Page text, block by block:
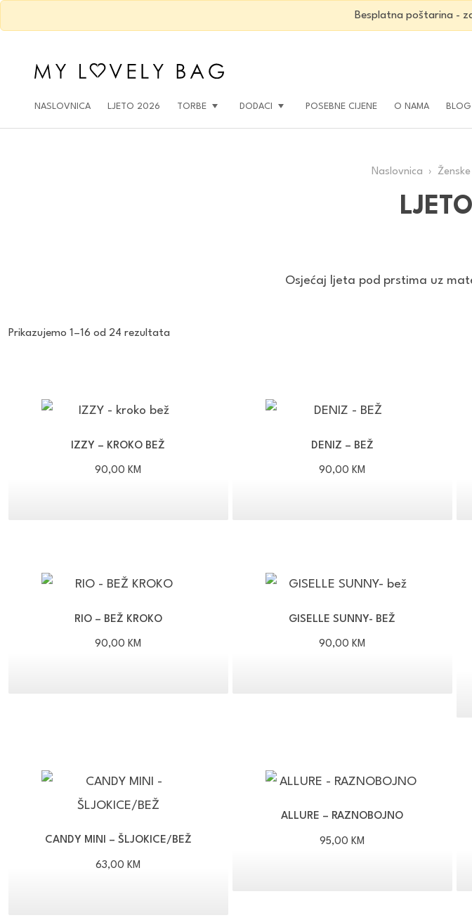
Besplatna poštarina -
NASLOVNICA LJETO 2026 TORBE DODACI POSEBNE CIJENE O NAMA BLOG
Naslovnica ›
Osjećaj ljeta pod prstima uz
Prikazujemo 1–16 od 24 rezultata
IZZY – KROKO BEŽ
90,00 KM
DENIZ – BEŽ
90,00 KM
RIO – BEŽ KROKO
90,00 KM
GISELLE SUNNY- BEŽ
90,00 KM
CANDY MINI – ŠLJOKICE/BEŽ
63,00 KM
ALLURE – RAZNOBOJNO
95,00 KM